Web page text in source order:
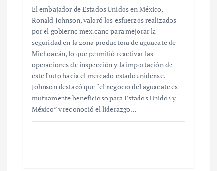
El embajador de Estados Unidos en México,
Ronald Johnson, valoró los esfuerzos realizados
por el gobierno mexicano para mejorar la
seguridad en la zona productora de aguacate de
Michoacán, lo que permitió reactivar las
operaciones de inspección y la importación de
este fruto hacia el mercado estadounidense.
Johnson destacó que “el negocio del aguacate es
mutuamente beneficioso para Estados Unidos y
México” y reconoció el liderazgo…